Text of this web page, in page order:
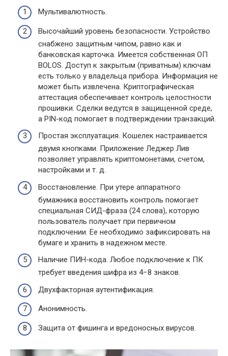
Мультивалютность.
Высочайший уровень безопасности. Устройство
снабжено защитным чипом, равно как и
банковская карточка. Имеется собственная ОП
BOLOS. Доступ к закрытым (приватным) ключам
есть только у владельца прибора. Информация не
может быть извлечена. Криптографическая
аттестация обеспечивает контроль целостности
прошивки. Сделки ведутся в защищенной среде,
а PIN-код помогает в подтверждении транзакций.
Простая эксплуатация. Кошелек настраивается
двумя кнопками. Приложение Леджер Лив
позволяет управлять криптомонетами, счетом,
настройками и т. д.
Восстановление. При утере аппаратного
бумажника восстановить контроль помогает
специальная СИД-фраза (24 слова), которую
пользователь получает при первичном
подключении. Ее необходимо зафиксировать на
бумаге и хранить в надежном месте.
Наличие ПИН-кода. Любое подключение к ПК
требует введения шифра из 4−8 знаков.
Двухфакторная аутентификация.
Анонимность.
Защита от фишинга и вредоносных вирусов.